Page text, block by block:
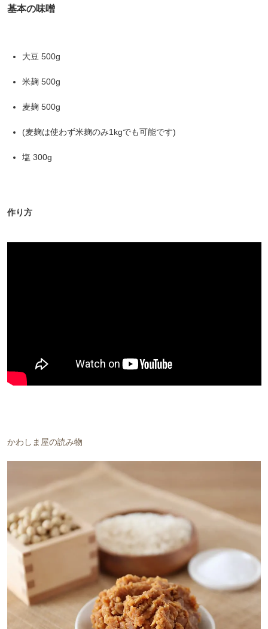
基本の味噌
大豆 500g
米麹 500g
麦麹 500g
(麦麹は使わず米麹のみ1kgでも可能です)
塩 300g
作り方
かわしま屋の読み物
新規会員様限定
今すぐ使える300円OFFクーポン
ご用意しました🎁
会員登録ありがとうございます！
＼ ご登録の感謝を込めて ／
新規会員様限定特典クーポン
300円OFF